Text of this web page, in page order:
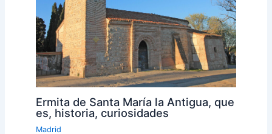
Ermita de Santa María la Antigua, que
es, historia, curiosidades
Madrid